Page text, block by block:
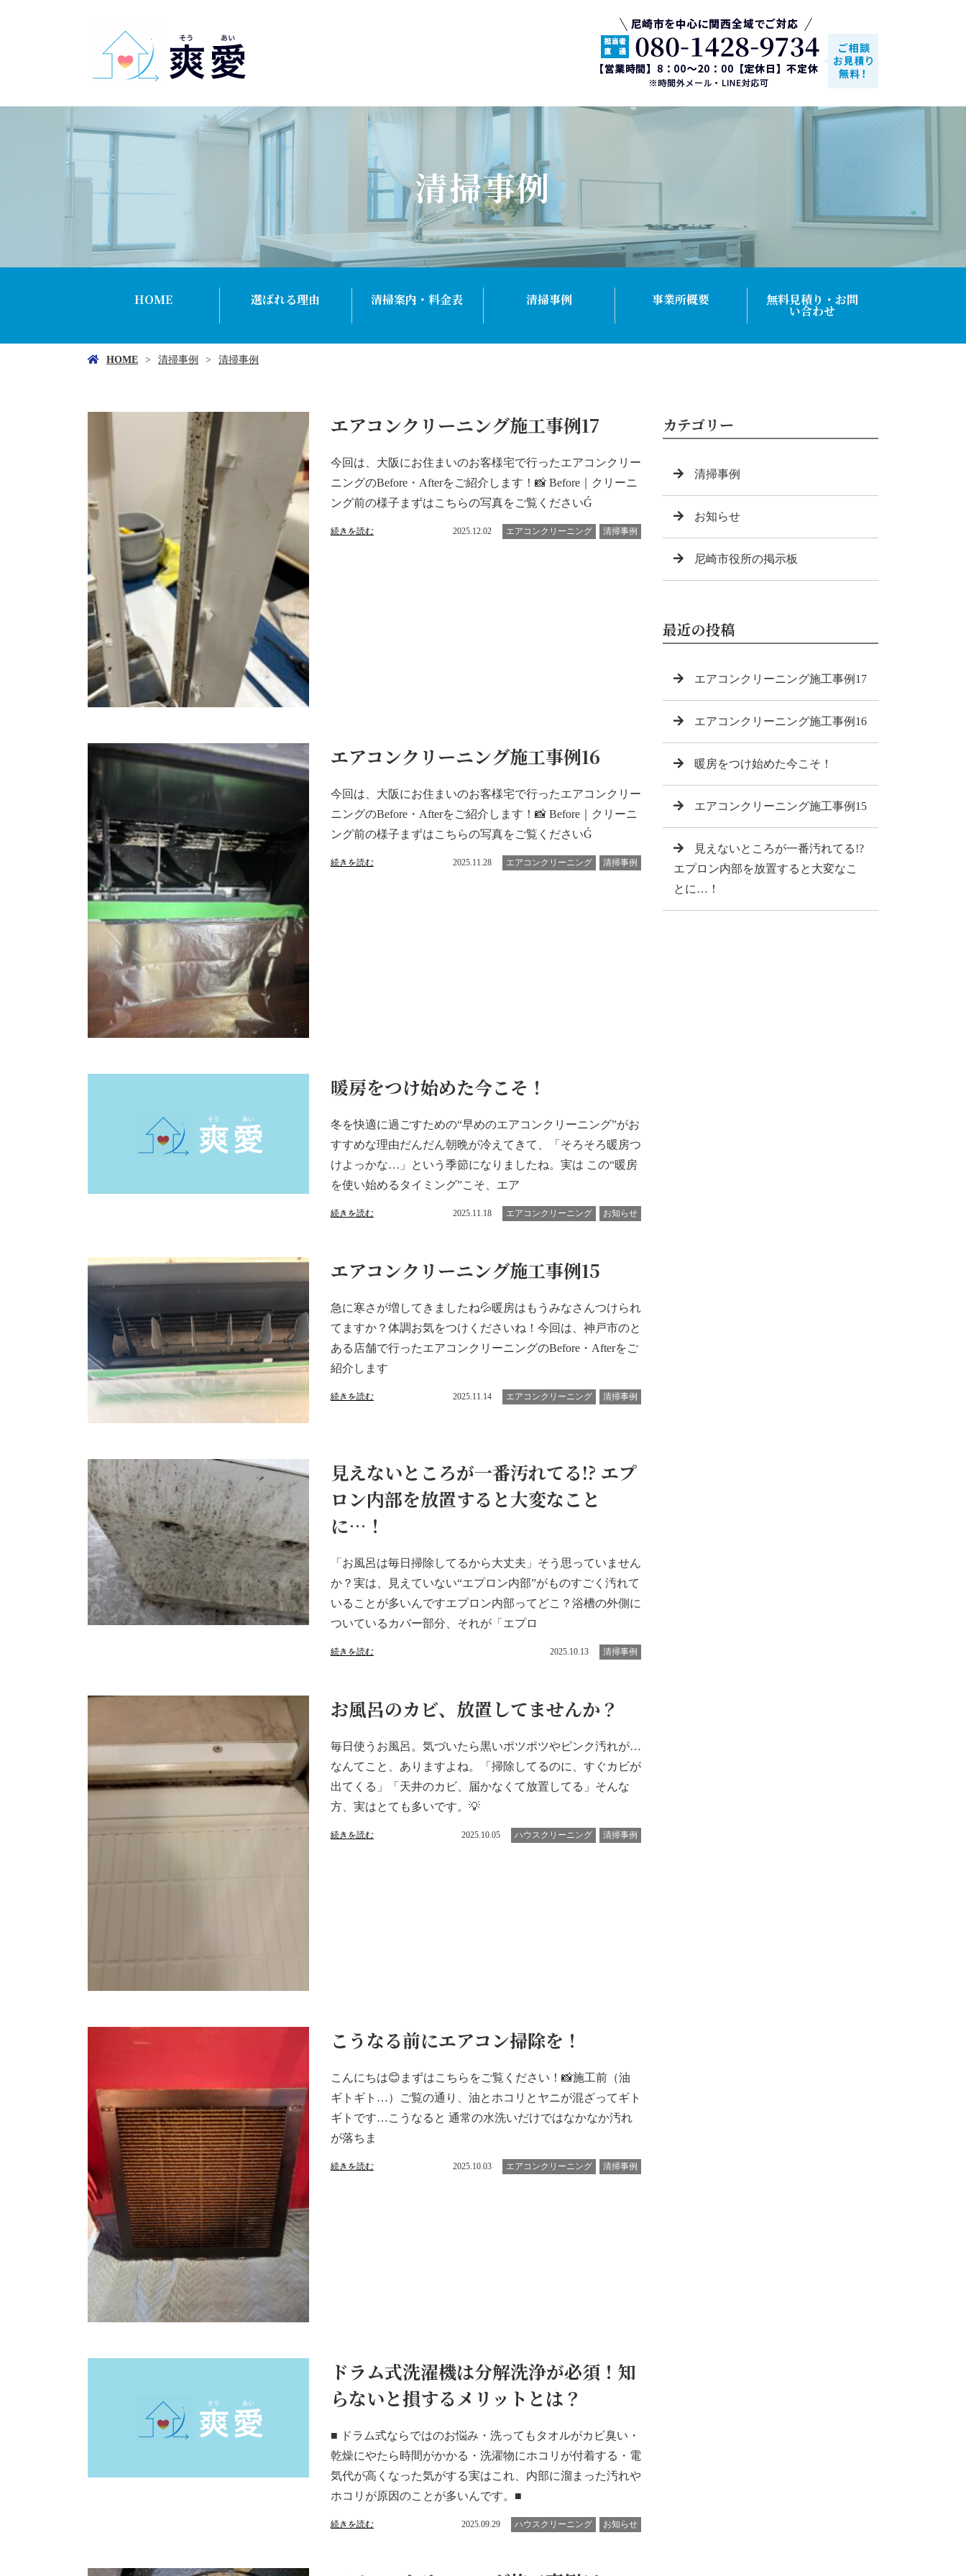
清掃事例
HOME 選ばれる理由 清掃案内・料金表 清掃事例 事業所概要 無料見積り・お問
い合わせ
HOME 清掃事例 清掃事例
エアコンクリーニング施工事例17
今回は、大阪にお住まいのお客様宅で行ったエアコンクリー
ニングのBefore・Afterをご紹介します！📸 Before｜クリーニ
ング前の様子まずはこちらの写真をご覧くださいǴ
続きを読む 2025.12.02 エアコンクリーニング 清掃事例
エアコンクリーニング施工事例16
今回は、大阪にお住まいのお客様宅で行ったエアコンクリー
ニングのBefore・Afterをご紹介します！📸 Before｜クリーニ
ング前の様子まずはこちらの写真をご覧くださいǴ
続きを読む 2025.11.28 エアコンクリーニング 清掃事例
暖房をつけ始めた今こそ！
冬を快適に過ごすための“早めのエアコンクリーニング”がお
すすめな理由だんだん朝晩が冷えてきて、「そろそろ暖房つ
けよっかな…」という季節になりましたね。実は この“暖房
を使い始めるタイミング”こそ、エア
続きを読む 2025.11.18 エアコンクリーニング お知らせ
エアコンクリーニング施工事例15
急に寒さが増してきましたね💦暖房はもうみなさんつけられ
てますか？体調お気をつけくださいね！今回は、神戸市のと
ある店舗で行ったエアコンクリーニングのBefore・Afterをご
紹介します
続きを読む 2025.11.14 エアコンクリーニング 清掃事例
見えないところが一番汚れてる!? エプ
ロン内部を放置すると大変なこと
に…！
「お風呂は毎日掃除してるから大丈夫」そう思っていません
か？実は、見えていない“エプロン内部”がものすごく汚れて
いることが多いんですエプロン内部ってどこ？浴槽の外側に
ついているカバー部分、それが「エプロ
続きを読む 2025.10.13 清掃事例
お風呂のカビ、放置してませんか？
毎日使うお風呂。気づいたら黒いポツポツやピンク汚れが…
なんてこと、ありますよね。「掃除してるのに、すぐカビが
出てくる」「天井のカビ、届かなくて放置してる」そんな
方、実はとても多いです。💡
続きを読む 2025.10.05 ハウスクリーニング 清掃事例
こうなる前にエアコン掃除を！
こんにちは😊まずはこちらをご覧ください！📸施工前（油
ギトギト…）ご覧の通り、油とホコリとヤニが混ざってギト
ギトです…こうなると 通常の水洗いだけではなかなか汚れ
が落ちま
続きを読む 2025.10.03 エアコンクリーニング 清掃事例
ドラム式洗濯機は分解洗浄が必須！知
らないと損するメリットとは？
■ ドラム式ならではのお悩み・洗ってもタオルがカビ臭い・
乾燥にやたら時間がかかる・洗濯物にホコリが付着する・電
気代が高くなった気がする実はこれ、内部に溜まった汚れや
ホコリが原因のことが多いんです。■
続きを読む 2025.09.29 ハウスクリーニング お知らせ
カテゴリー
清掃事例
お知らせ
尼崎市役所の掲示板
最近の投稿
エアコンクリーニング施工事例17
エアコンクリーニング施工事例16
暖房をつけ始めた今こそ！
エアコンクリーニング施工事例15
見えないところが一番汚れてる!?
エプロン内部を放置すると大変なこ
とに…！